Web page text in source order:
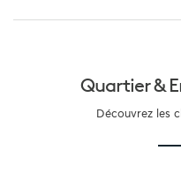
Quartier &
Découvrez les